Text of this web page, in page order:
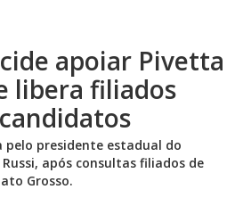
apoiar Pivetta
libera filiados
pelo presidente estadual do
após consultas filiados de
Grosso.